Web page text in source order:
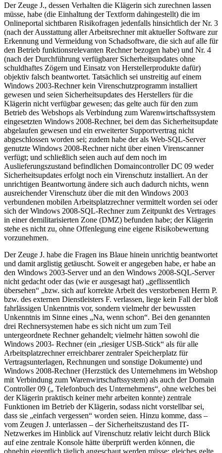
Der Zeuge J., dessen Verhalten die Klägerin sich zurechnen lassen
müsse, habe (die Einhaltung der Textform dahingestellt) die im
Onlineportal sichtbaren Risikofragen jedenfalls hinsichtlich der Nr. 3
(nach der Ausstattung aller Arbeitsrechner mit aktueller Software zur
Erkennung und Vermeidung von Schadsoftware, die sich auf alle für
den Betrieb funktionsrelevanten Rechner bezogen habe) und Nr. 4
(nach der Durchführung verfügbarer Sicherheitsupdates ohne
schuldhaftes Zögern und Einsatz von Herstellerprodukte dafür)
objektiv falsch beantwortet. Tatsächlich sei unstreitig auf einem
Windows 2003-Rechner kein Virenschutzprogramm installiert
gewesen und seien Sicherheitsupdates des Herstellers für die
Klägerin nicht verfügbar gewesen; das gelte auch für den zum
Betrieb des Webshops als Verbindung zum Warenwirtschaftssystem
eingesetzten Windows 2008-Rechner, bei dem das Sicherheitsupdate
abgelaufen gewesen und ein erweiterter Supportvertrag nicht
abgeschlossen worden sei; zudem habe der als Web-SQL-Server
genutzte Windows 2008-Rechner nicht über einen Virenscanner
verfügt; und schließlich seien auch auf dem noch im
Auslieferungszustand befindlichen Domaincontroller DC 09 weder
Sicherheitsupdates erfolgt noch ein Virenschutz installiert. An der
unrichtigen Beantwortung ändere sich auch dadurch nichts, wenn
ausreichender Virenschutz über die mit den Windows 2003
verbundenen mobilen Arbeitsplatzrechner vermittelt worden sei oder
sich der Windows 2008-SQL-Rechner zum Zeitpunkt des Vertrages
in einer demilitarisierten Zone (DMZ) befunden habe; der Klägerin
stehe es nicht zu, ohne Offenlegung eine eigene Risikobewertung
vorzunehmen.
Der Zeuge J. habe die Fragen ins Blaue hinein unrichtig beantwortet
und damit arglistig getäuscht. Soweit er angegeben habe, er habe an
den Windows 2003-Server und an den Windows 2008-SQL-Server
nicht gedacht oder das (wie er ausgesagt hat) „geflissentlich
übersehen“ „bzw. sich auf korrekte Arbeit des verstorbenen Herrn P.
bzw. des externen Dienstleisters F. verlassen, liege kein Fall der bloß
fahrlässigen Unkenntnis vor, sondern vielmehr der bewussten
Unkenntnis im Sinne eines „Na, wenn schon“. Bei den genannten
drei Rechnersystemen habe es sich nicht um zum Teil
untergeordnete Rechner gehandelt; vielmehr hätten sowohl die
Windows 2003- Rechner (ein „riesiger USB-Stick“ als für alle
Arbeitsplatzrechner erreichbarer zentraler Speicherplatz für
Vertragsunterlagen, Rechnungen und sonstige Dokumente) und
Windows 2008-Rechner (Herzstück des Unternehmens im Webshop
mit Verbindung zum Warenwirtschaftssystem) als auch der Domain
Controller 09 („ Telefonbuch des Unternehmens“, ohne welches bei
der Klägerin praktisch keiner mehr arbeiten konnte) zentrale
Funktionen im Betrieb der Klägerin, sodass nicht vorstellbar sei,
dass sie „einfach vergessen“ worden seien. Hinzu komme, dass –
vom Zeugen J. unterlassen – der Sicherheitszustand des IT-
Netzwerkes im Hinblick auf Virenschutz relativ leicht durch Blick
auf eine zentrale Konsole hätte überprüft werden können, die
ohnehin eigentlich täglich angeschaut werden müsse; gleiches gelte